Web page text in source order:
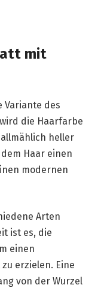
mit
Variante des
die Haarfarbe
heller
Haar einen
modernen
Arten
ist es, die
einen
erzielen. Eine
von der Wurzel